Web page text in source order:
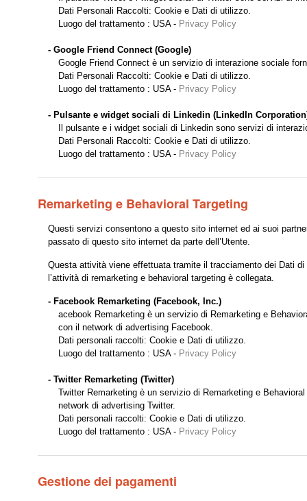
Dati Personali Raccolti: Cookie e Dati di utilizzo.
Luogo del trattamento : USA - Privacy Policy
- Google Friend Connect (Google)
Google Friend Connect è un servizio di interazione sociale
Dati Personali Raccolti: Cookie e Dati di utilizzo.
Luogo del trattamento : USA - Privacy Policy
- Pulsante e widget sociali di Linkedin (LinkedIn
Il pulsante e i widget sociali di Linkedin sono servizi di
Dati Personali Raccolti: Cookie e Dati di utilizzo.
Luogo del trattamento : USA - Privacy Policy
Remarketing e Behavioral Targeting
Questi servizi consentono a questo sito internet ed ai suoi
passato di questo sito internet da parte dell’Utente.
Questa attività viene effettuata tramite il tracciamento dei Dati
l’attività di remarketing e behavioral targeting è collegata.
- Facebook Remarketing (Facebook, Inc.)
acebook Remarketing è un servizio di Remarketing e
con il network di advertising Facebook.
Dati personali raccolti: Cookie e Dati di utilizzo.
Luogo del trattamento : USA - Privacy Policy
- Twitter Remarketing (Twitter)
Twitter Remarketing è un servizio di Remarketing e
network di advertising Twitter.
Dati personali raccolti: Cookie e Dati di utilizzo.
Luogo del trattamento : USA - Privacy Policy
Gestione dei pagamenti